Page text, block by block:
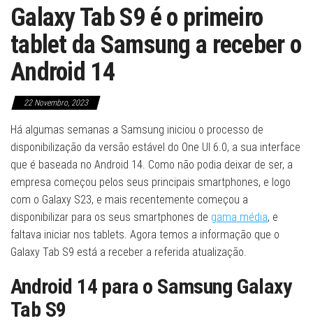
Galaxy Tab S9 é o primeiro
tablet da Samsung a receber o
Android 14
22 Novembro, 2023
Há algumas semanas a Samsung iniciou o processo de
disponibilização da versão estável do One UI 6.0, a sua interface
que é baseada no Android 14. Como não podia deixar de ser, a
empresa começou pelos seus principais smartphones, e logo
com o Galaxy S23, e mais recentemente começou a
disponibilizar para os seus smartphones de gama média, e
faltava iniciar nos tablets. Agora temos a informação que o
Galaxy Tab S9 está a receber a referida atualização.
Android 14 para o Samsung Galaxy
Tab S9